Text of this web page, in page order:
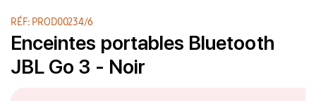
RÉF: PROD00234/6
Enceintes portables Bluetooth
JBL Go 3 - Noir